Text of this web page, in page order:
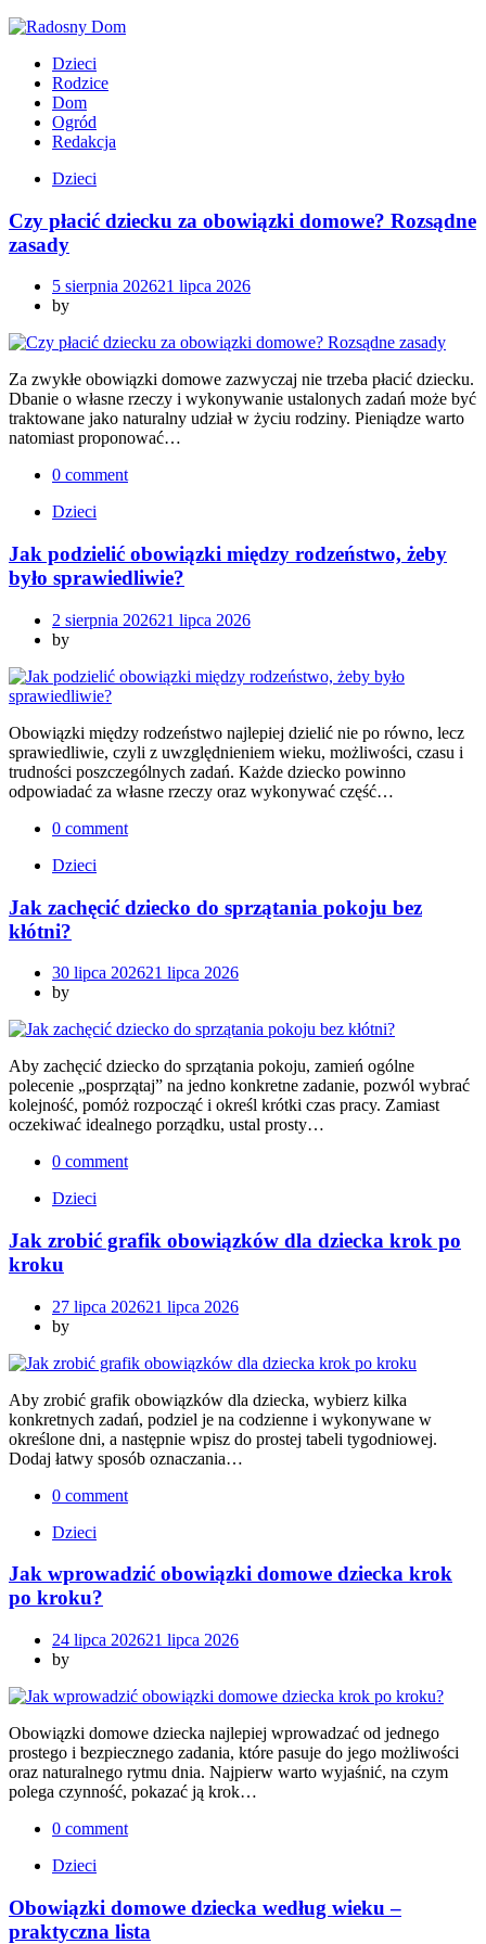
Skip
contentDzieci
Rodzice
Dom
Ogród
Redakcja
Dzieci
Czy płacić dziecku za obowiązki domowe? Rozsądne
zasady
5 sierpnia 202621 lipca 2026
by
Za zwykłe obowiązki domowe zazwyczaj nie trzeba płacić dziecku.
Dbanie o własne rzeczy i wykonywanie ustalonych zadań może być
traktowane jako naturalny udział w życiu rodziny. Pieniądze warto
natomiast proponować…
0 comment
Dzieci
Jak podzielić obowiązki między rodzeństwo, żeby
było sprawiedliwie?
2 sierpnia 202621 lipca 2026
by
Obowiązki między rodzeństwo najlepiej dzielić nie po równo, lecz
sprawiedliwie, czyli z uwzględnieniem wieku, możliwości, czasu i
trudności poszczególnych zadań. Każde dziecko powinno
odpowiadać za własne rzeczy oraz wykonywać część…
0 comment
Dzieci
Jak zachęcić dziecko do sprzątania pokoju bez
kłótni?
30 lipca 202621 lipca 2026
by
Aby zachęcić dziecko do sprzątania pokoju, zamień ogólne
polecenie „posprzątaj” na jedno konkretne zadanie, pozwól wybrać
kolejność, pomóż rozpocząć i określ krótki czas pracy. Zamiast
oczekiwać idealnego porządku, ustal prosty…
0 comment
Dzieci
Jak zrobić grafik obowiązków dla dziecka krok po
kroku
27 lipca 202621 lipca 2026
by
Aby zrobić grafik obowiązków dla dziecka, wybierz kilka
konkretnych zadań, podziel je na codzienne i wykonywane w
określone dni, a następnie wpisz do prostej tabeli tygodniowej.
Dodaj łatwy sposób oznaczania…
0 comment
Dzieci
Jak wprowadzić obowiązki domowe dziecka krok
po kroku?
24 lipca 202621 lipca 2026
by
Obowiązki domowe dziecka najlepiej wprowadzać od jednego
prostego i bezpiecznego zadania, które pasuje do jego możliwości
oraz naturalnego rytmu dnia. Najpierw warto wyjaśnić, na czym
polega czynność, pokazać ją krok…
0 comment
Dzieci
Obowiązki domowe dziecka według wieku –
praktyczna lista